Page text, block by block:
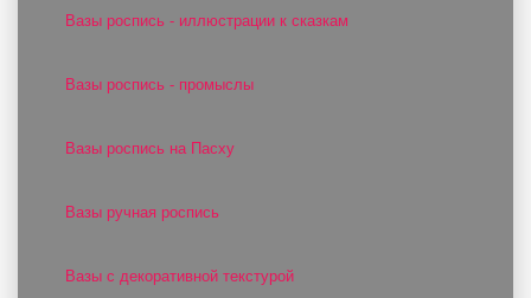
Вазы роспись - иллюстрации к сказкам
Вазы роспись - промыслы
Вазы роспись на Пасху
Вазы ручная роспись
Вазы с декоративной текстурой